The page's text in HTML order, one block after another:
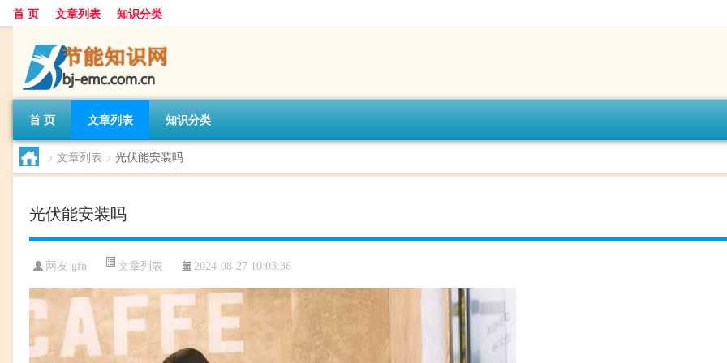
首 页 文章列表 知识分类
首 页 文章列表 知识分类
> 文章列表 > 光伏能安装吗
光伏能安装吗
网友:gfn 文章列表 2024-08-27 10:03:36